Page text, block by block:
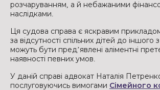
розчаруванням, а й небажаними
наслідками.
Ця судова справа є яскравим
за відсутності спільних дітей до
можуть бути пред’явлені аліментні
наявності певних умов.
У даній справі адвокат Наталія
послуговуючись вимогами Сімейного